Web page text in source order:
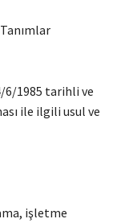
6/1985 tarihli ve
ile ilgili usul ve
işletme